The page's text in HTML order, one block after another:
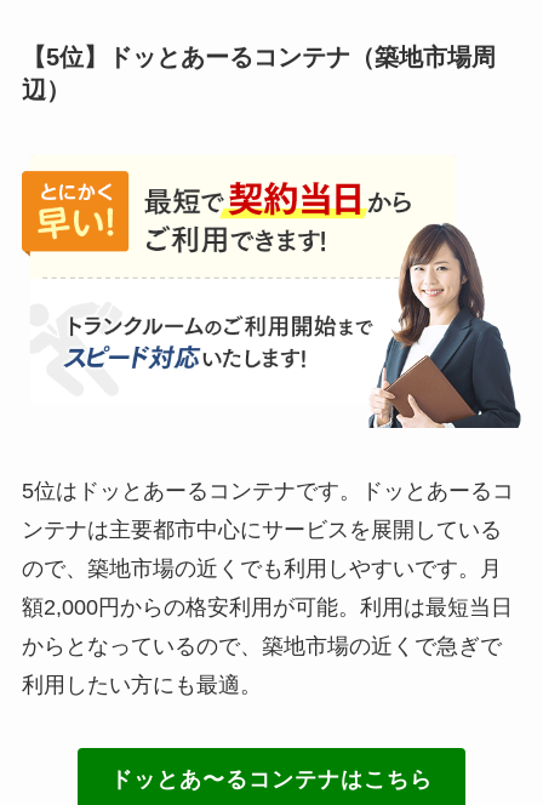
【5位】ドッとあーるコンテナ（築地市場周
辺）
5位はドッとあーるコンテナです。ドッとあーるコ
ンテナは主要都市中心にサービスを展開している
ので、築地市場の近くでも利用しやすいです。月
額2,000円からの格安利用が可能。利用は最短当日
からとなっているので、築地市場の近くで急ぎで
利用したい方にも最適。
ドッとあ〜るコンテナはこちら